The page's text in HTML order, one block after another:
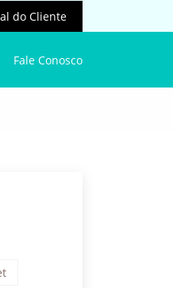
do Cliente
Fale Conosco